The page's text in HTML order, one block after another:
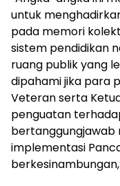
untuk
pada memori
sistem pendidikan
ruang publik yang
dipahami jika para
Veteran serta
penguatan
bertanggungjawab
implementasi